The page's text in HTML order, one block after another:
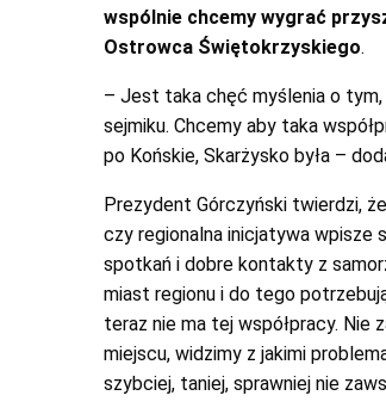
wspólnie chcemy wygrać
Ostrowca Świętokrzyskiego.
– Jest taka chęć myślenia o
sejmiku. Chcemy aby taka
po Końskie, Skarżysko była –
Prezydent Górczyński twierdzi,
czy regionalna inicjatywa wpisze
spotkań i dobre kontakty z
miast regionu i do tego
teraz nie ma tej współpracy. Nie
miejscu, widzimy z jakimi
szybciej, taniej, sprawniej nie